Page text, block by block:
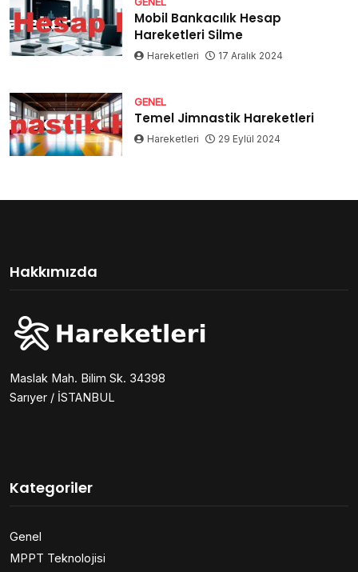
Mobil Bankacılık Hesap
Hareketleri Silme
Hareketleri 17 Aralık 2024
GENEL
Temel Jimnastik Hareketleri
Hareketleri 29 Eylül 2024
Hakkımızda
Maslak Mah. Bilim Sk. 34398
Sarıyer / İSTANBUL
Kategoriler
Genel
MPPT Teknolojisi